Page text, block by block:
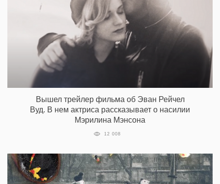
Вышел трейлер фильма об Эван Рейчел
Вуд. В нем актриса рассказывает о насилии
Мэрилина Мэнсона
12 008